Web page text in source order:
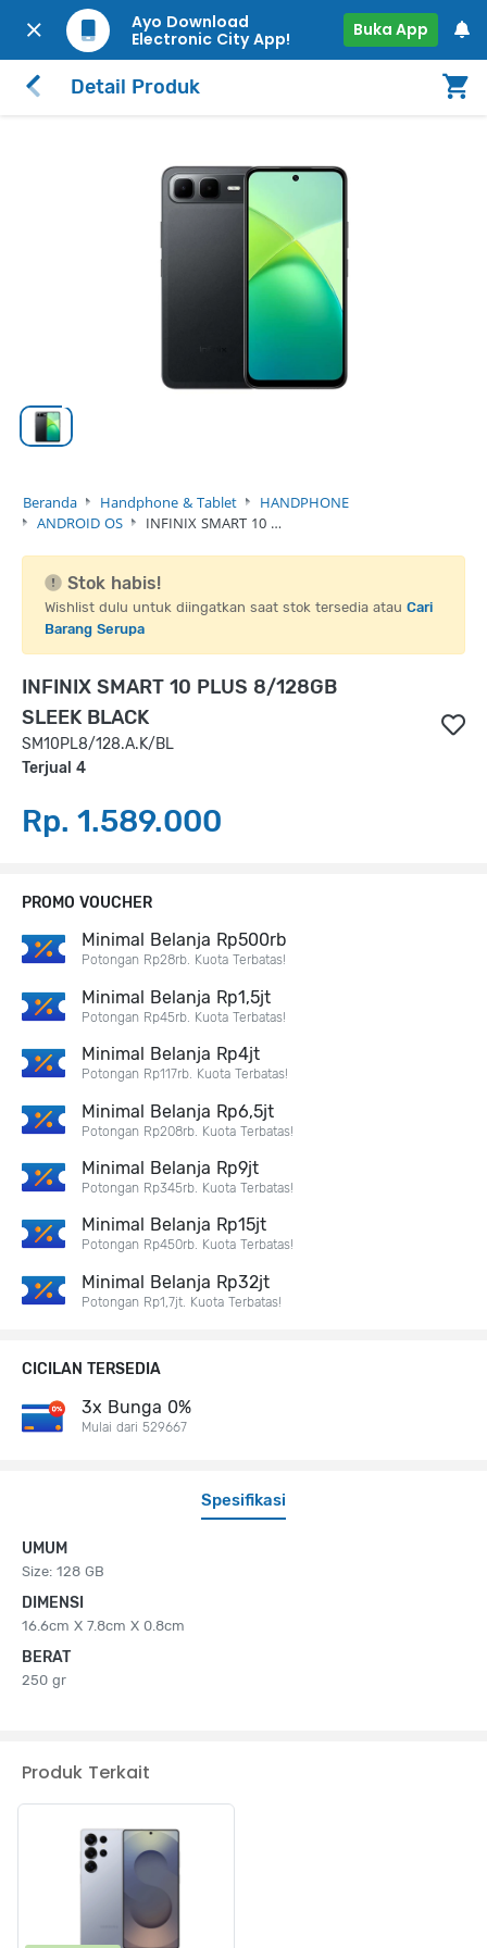
Ayo Download
Electronic City App!
Buka App
Detail Produk
Beranda Handphone & Tablet
HANDPHONE
ANDROID OS
INFINIX SMART 10 …
Stok habis!
Wishlist dulu untuk diingatkan saat stok tersedia atau Cari
Barang Serupa
INFINIX SMART 10 PLUS 8/128GB
SLEEK BLACK
SM10PL8/128.A.K/BL
Terjual 4
Rp. 1.589.000
Spesifikasi
UMUM
Size: 128 GB
DIMENSI
16.6cm X 7.8cm X 0.8cm
BERAT
250 gr
PROMO VOUCHER
Minimal Belanja Rp500rb
Potongan Rp28rb. Kuota Terbatas!
Minimal Belanja Rp1,5jt
Potongan Rp45rb. Kuota Terbatas!
Minimal Belanja Rp4jt
Potongan Rp117rb. Kuota Terbatas!
Minimal Belanja Rp6,5jt
Potongan Rp208rb. Kuota Terbatas!
Minimal Belanja Rp9jt
Potongan Rp345rb. Kuota Terbatas!
Minimal Belanja Rp15jt
Potongan Rp450rb. Kuota Terbatas!
Minimal Belanja Rp32jt
Potongan Rp1,7jt. Kuota Terbatas!
CICILAN TERSEDIA
3x Bunga 0%
Mulai dari 529667
Produk Terkait